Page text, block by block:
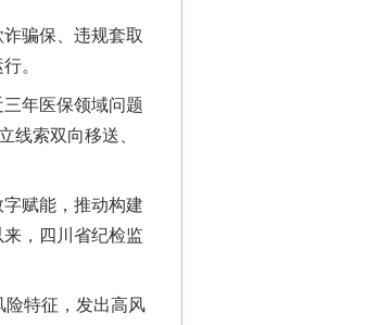
骗保、违规套取
。
年医保领域问题
线索双向移送、
赋能，推动构建
，四川省纪检监
特征，发出高风
的真相